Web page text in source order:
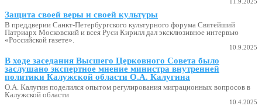
11.9.2025
Защита своей веры и своей культуры
В преддверии Санкт-Петербургского культурного форума Святейший
Патриарх Московский и всея Руси Кирилл дал эксклюзивное интервью
«Российской газете».
10.9.2025
В ходе заседания Высшего Церковного Совета было
заслушано экспертное мнение министра внутренней
политики Калужской области О.А. Калугина
О.А. Калугин поделился опытом регулирования миграционных вопросов в
Калужской области
10.4.2025